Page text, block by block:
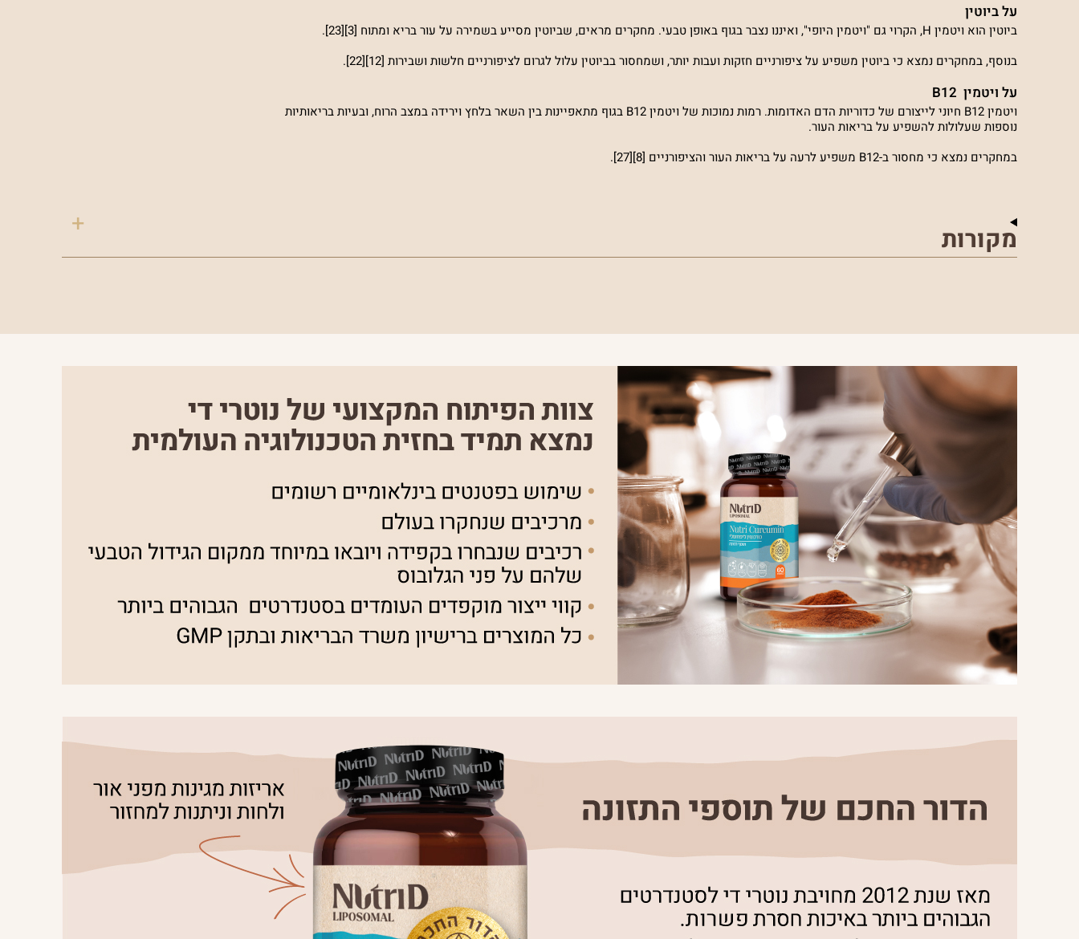
על ביוטין
ביוטין הוא ויטמין H, הקרוי גם "ויטמין היופי", ואיננו נצבר בגוף באופן טבעי. מחקרים מראים, שביוטין מסייע בשמירה על עור בריא ומתוח [3][23].
בנוסף, במחקרים נמצא כי ביוטין משפיע על ציפורניים חזקות ועבות יותר, ושמחסור בביוטין עלול לגרום לציפורניים חלשות ושבירות [12][22].
על ויטמין B12
ויטמין B12 חיוני לייצורם של כדוריות הדם האדומות. רמות נמוכות של ויטמין B12 בגוף מתאפיינות בין השאר בלחץ וירידה במצב הרוח, ובעיות בריאותיות
נוספות שעלולות להשפיע על בריאות העור.
במחקרים נמצא כי מחסור ב-B12 משפיע לרעה על בריאות העור והציפורניים [8][27].
מקורות